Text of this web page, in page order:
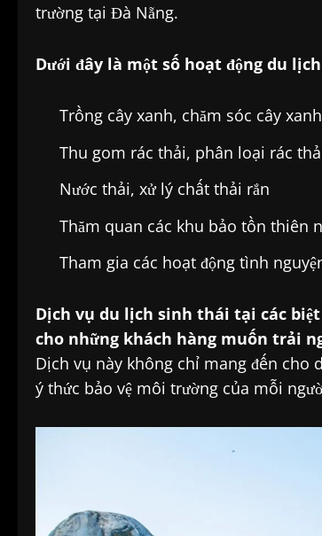
trường tại Đà Nẵng.
Dưới đây là một số hoạt động du
Trồng cây xanh, chăm sóc cây xanh
Thu gom rác thải, phân loại rác
Nước thải, xử lý chất thải rắn
Thăm quan các khu bảo tồn thiên
Tham gia các hoạt động tình
Dịch vụ du lịch sinh thái tại các
cho những khách hàng muốn trải
Dịch vụ này không chỉ mang đến
ý thức bảo vệ môi trường của mỗi